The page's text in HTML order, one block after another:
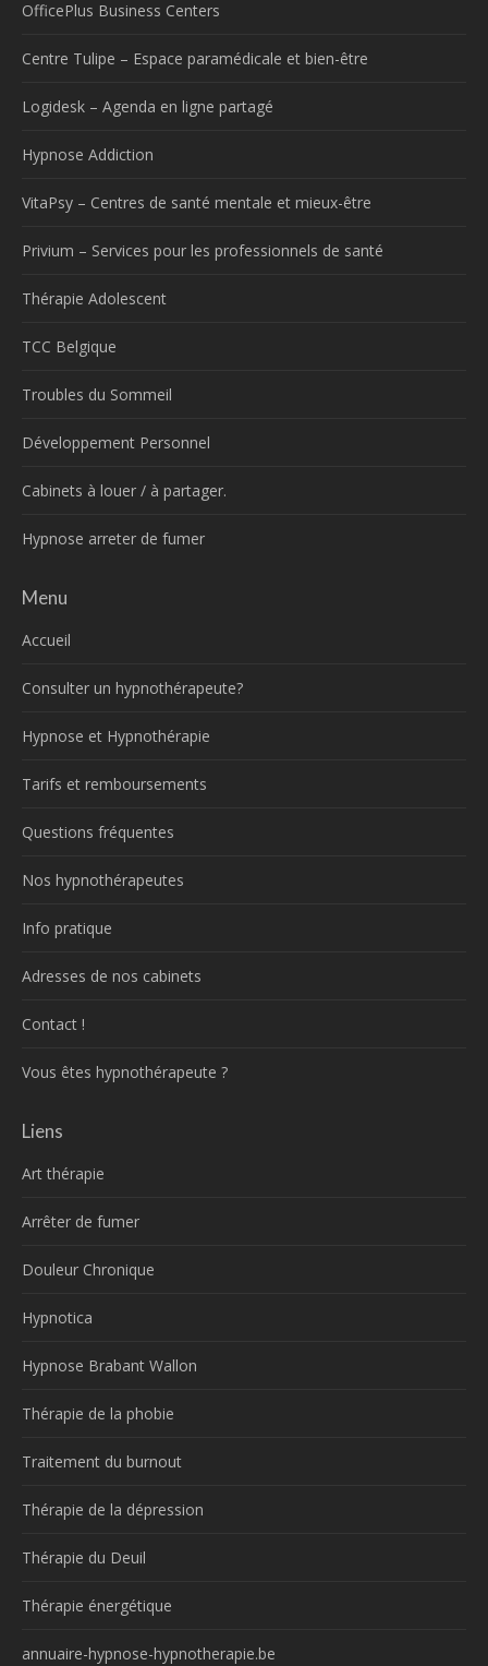
OfficePlus Business Centers
Centre Tulipe – Espace paramédicale et bien-être
Logidesk – Agenda en ligne partagé
Hypnose Addiction
VitaPsy – Centres de santé mentale et mieux-être
Privium – Services pour les professionnels de santé
Thérapie Adolescent
TCC Belgique
Troubles du Sommeil
Développement Personnel
Cabinets à louer / à partager.
Hypnose arreter de fumer
Menu
Accueil
Consulter un hypnothérapeute?
Hypnose et Hypnothérapie
Tarifs et remboursements
Questions fréquentes
Nos hypnothérapeutes
Info pratique
Adresses de nos cabinets
Contact !
Vous êtes hypnothérapeute ?
Liens
Art thérapie
Arrêter de fumer
Douleur Chronique
Hypnotica
Hypnose Brabant Wallon
Thérapie de la phobie
Traitement du burnout
Thérapie de la dépression
Thérapie du Deuil
Thérapie énergétique
annuaire-hypnose-hypnotherapie.be